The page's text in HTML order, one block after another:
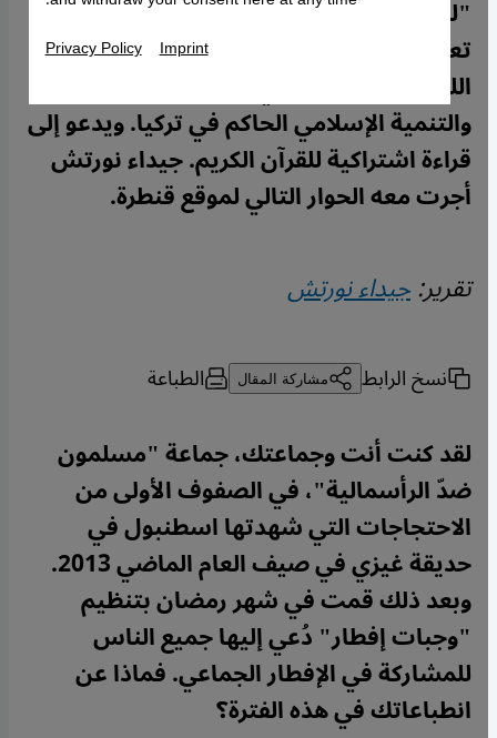
"للاشتراكية الإسلامية" في تركيا. وفي
تعاليمه ينتقد السياسات الاقتصادية
الليبرالية الجديدة التي ينتهجها حزب العدالة
والتنمية الإسلامي الحاكم في تركيا. ويدعو إلى
قراءة اشتراكية للقرآن الكريم. جيداء نورتش
أجرت معه الحوار التالي لموقع قنطرة.
تقرير:جيداء نورتش
نسخ الرابط مشاركة المقال الطباعة
لقد كنت أنت وجماعتك، جماعة "مسلمون
ضدّ الرأسمالية"، في الصفوف الأولى من
الاحتجاجات التي شهدتها اسطنبول في
حديقة غيزي في صيف العام الماضي 2013.
وبعد ذلك قمت في شهر رمضان بتنظيم
"وجبات إفطار" دُعي إليها جميع الناس
للمشاركة في الإفطار الجماعي. فماذا عن
انطباعاتك في هذه الفترة؟
Privacy Policy Imprint